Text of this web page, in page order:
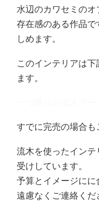
水辺のカワセミのオ
存在感のある作品
しめます。
このインテリアは
ます。
すでに完売の場合も
流木を使ったイン
受けしています。
予算とイメージにに
遠慮なくご連絡くだ